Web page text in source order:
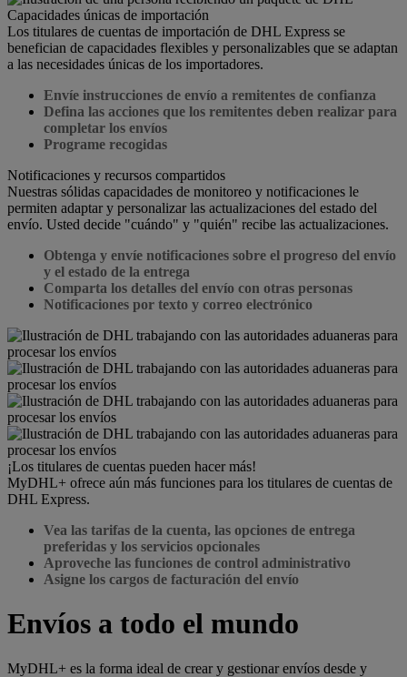
Capacidades únicas de importación
Los titulares de cuentas de importación de DHL Express se
benefician de capacidades flexibles y personalizables que se adaptan
a las necesidades únicas de los importadores.
Envíe instrucciones de envío a remitentes de confianza
Defina las acciones que los remitentes deben realizar para
completar los envíos
Programe recogidas
Notificaciones y recursos compartidos
Nuestras sólidas capacidades de monitoreo y notificaciones le
permiten adaptar y personalizar las actualizaciones del estado del
envío. Usted decide "cuándo" y "quién" recibe las actualizaciones.
Obtenga y envíe notificaciones sobre el progreso del envío
y el estado de la entrega
Comparta los detalles del envío con otras personas
Notificaciones por texto y correo electrónico
¡Los titulares de cuentas pueden hacer más!
MyDHL+ ofrece aún más funciones para los titulares de cuentas de
DHL Express.
Vea las tarifas de la cuenta, las opciones de entrega
preferidas y los servicios opcionales
Aproveche las funciones de control administrativo
Asigne los cargos de facturación del envío
Envíos a todo el mundo
MyDHL+ es la forma ideal de crear y gestionar envíos desde y